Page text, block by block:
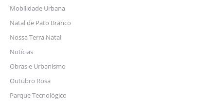
Mobilidade Urbana
Natal de Pato Branco
Nossa Terra Natal
Notícias
Obras e Urbanismo
Outubro Rosa
Parque Tecnológico